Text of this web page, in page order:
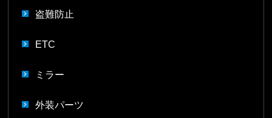
盗難防止
ETC
ミラー
外装パーツ